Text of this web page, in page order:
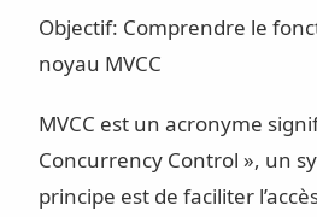
Objectif: Comprendre le
noyau MVCC
MVCC est un acronyme
Concurrency Control », un
principe est de faciliter